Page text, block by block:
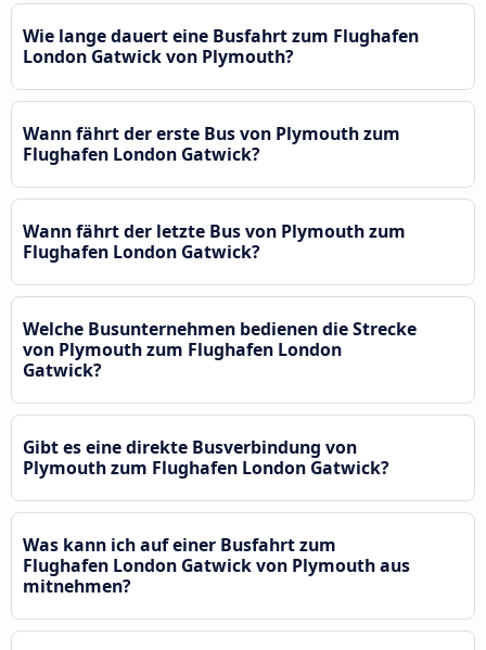
Wie lange dauert eine Busfahrt zum Flughafen
London Gatwick von Plymouth?
Wann fährt der erste Bus von Plymouth zum
Flughafen London Gatwick?
Wann fährt der letzte Bus von Plymouth zum
Flughafen London Gatwick?
Welche Busunternehmen bedienen die Strecke
von Plymouth zum Flughafen London
Gatwick?
Gibt es eine direkte Busverbindung von
Plymouth zum Flughafen London Gatwick?
Was kann ich auf einer Busfahrt zum
Flughafen London Gatwick von Plymouth aus
mitnehmen?